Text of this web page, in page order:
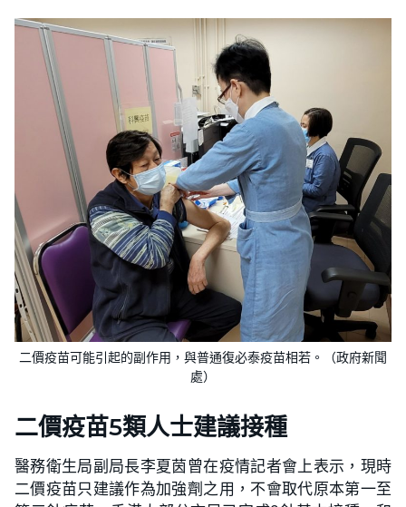
二價疫苗可能引起的副作用，與普通復必泰疫苗相若。（政府新聞
處）
二價疫苗5類人士建議接種
醫務衛生局副局長李夏茵曾在疫情記者會上表示，現時
二價疫苗只建議作為加強劑之用，不會取代原本第一至